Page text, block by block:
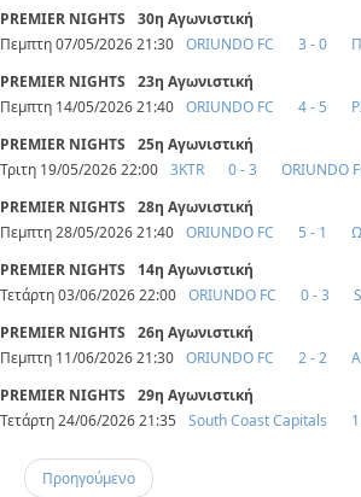
PREMIER NIGHTS
30η Αγωνιστική
Πεμπτη 07/05/2026 21:30 ORIUNDO FC 3 - 0
PREMIER NIGHTS
23η Αγωνιστική
Πεμπτη 14/05/2026 21:40 ORIUNDO FC 4 - 5
PREMIER NIGHTS
25η Αγωνιστική
Τριτη 19/05/2026 22:00 3KTR 0 - 3
ORIUNDO
PREMIER NIGHTS
28η Αγωνιστική
Πεμπτη 28/05/2026 21:40 ORIUNDO FC 5 - 1
PREMIER NIGHTS
14η Αγωνιστική
Τετάρτη 03/06/2026 22:00 ORIUNDO FC 0 - 3
PREMIER NIGHTS
26η Αγωνιστική
Πεμπτη 11/06/2026 21:30 ORIUNDO FC 2 - 2
PREMIER NIGHTS
29η Αγωνιστική
Τετάρτη 24/06/2026 21:35 South Coast Capitals
Προηγούμενο